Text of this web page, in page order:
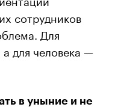
сотрудников
Для
для человека —
в уныние и не